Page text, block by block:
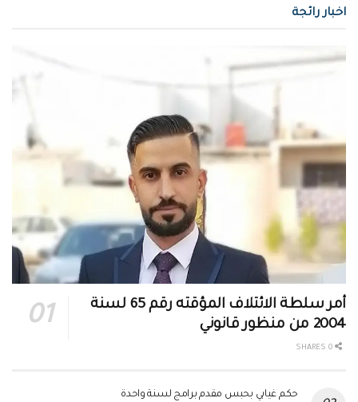
اخبار رائجة
أمر سلطة الائتلاف المؤقته رقم 65 لسنة
2004 من منظور قانوني
حكم غيابي بحبس مقدم برامج لسنة واحدة